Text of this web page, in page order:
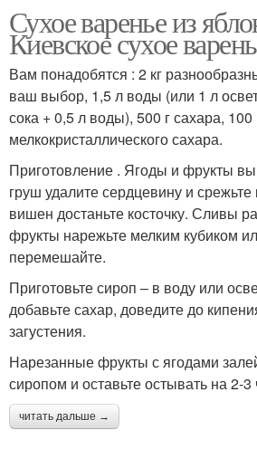
Сухое варенье из
Киевское сухое
Вам понадобятся : 2 кг
ваш выбор, 1,5 л воды (или 1 л
сока + 0,5 л воды), 500 г сахара, 100
мелкокристаллического сахара.
Приготовление . Ягоды и фрукты
груш удалите сердцевину и
вишен достаньте косточку. Сливы
фрукты нарежьте мелким кубиком
перемешайте.
Приготовьте сироп – в воду или
добавьте сахар, доведите до
загустения.
Нарезанные фрукты с ягодами
сиропом и оставьте остывать на 2-3
читать дальше →